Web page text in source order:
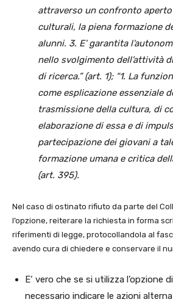
attraverso un confronto
culturali, la piena formazione
alunni. 3. E’ garantita
nello svolgimento dell’attività
di ricerca.” (art. 1); “1. La
come esplicazione essenziale
trasmissione della cultura, di
elaborazione di essa e di
partecipazione dei giovani a
formazione umana e critica
(art. 395).
Nel caso di ostinato rifiuto da parte del
l’opzione, reiterare la richiesta in forma
riferimenti di legge, protocollandola al
avendo cura di chiedere e conservare il
E‘ vero che se si utilizza l’opzione
necessario indicare le azioni